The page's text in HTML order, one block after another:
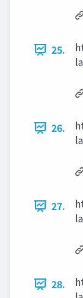
25.
26.
27.
28.